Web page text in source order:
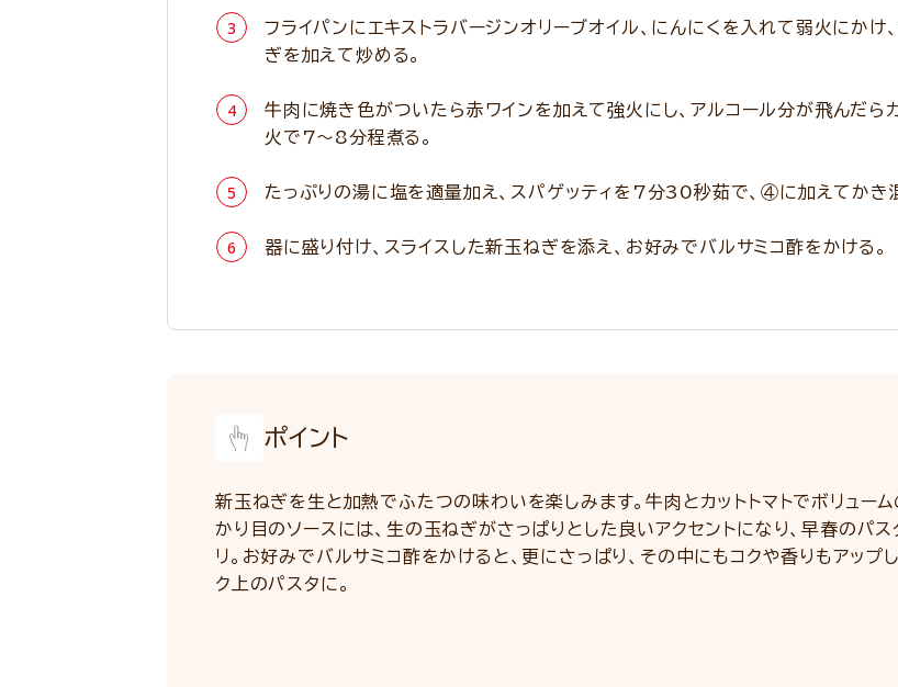
フライパンにエキストラバージンオリーブオイル、にんにくを入れて弱火にか
ぎを加えて炒める。
牛肉に焼き色がついたら赤ワインを加えて強火にし、アルコール分が飛んだらカ
火で7～8分程煮る。
たっぷりの湯に塩を適量加え、スパゲッティを7分30秒茹で、④に加えてかき混
器に盛り付け、スライスした新玉ねぎを添え、お好みでバルサミコ酢をかける。
ポイント
新玉ねぎを生と加熱でふたつの味わいを楽しみます。牛肉とカットトマトでボリューム
かり目のソースには、生の玉ねぎがさっぱりとした良いアクセントになり、早春のパス
リ。お好みでバルサミコ酢をかけると、更にさっぱり、その中にもコクや香りもアップ
ク上のパスタに。